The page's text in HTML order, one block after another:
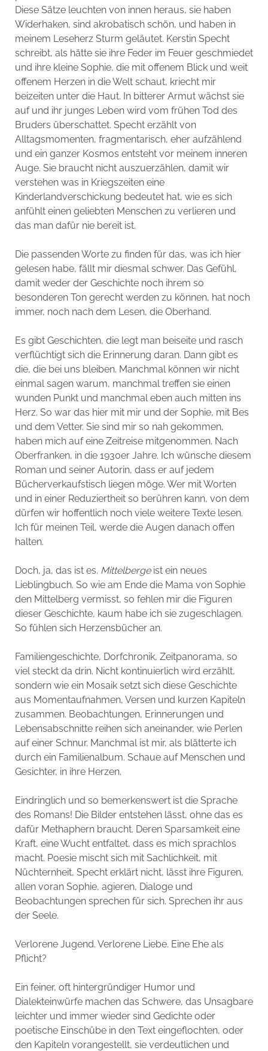
Diese Sätze leuchten von innen heraus, sie haben
Widerhaken, sind akrobatisch schön, und haben in
meinem Leseherz Sturm geläutet. Kerstin Specht
schreibt, als hätte sie ihre Feder im Feuer geschmiedet
und ihre kleine Sophie, die mit offenem Blick und weit
offenem Herzen in die Welt schaut, kriecht mir
beizeiten unter die Haut. In bitterer Armut wächst sie
auf und ihr junges Leben wird vom frühen Tod des
Bruders überschattet. Specht erzählt von
Alltagsmomenten, fragmentarisch, eher aufzählend
und ein ganzer Kosmos entsteht vor meinem inneren
Auge. Sie braucht nicht auszuerzählen, damit wir
verstehen was in Kriegszeiten eine
Kinderlandverschickung bedeutet hat, wie es sich
anfühlt einen geliebten Menschen zu verlieren und
das man dafür nie bereit ist.
Die passenden Worte zu finden für das, was ich hier
gelesen habe, fällt mir diesmal schwer. Das Gefühl,
damit weder der Geschichte noch ihrem so
besonderen Ton gerecht werden zu können, hat noch
immer, noch nach dem Lesen, die Oberhand.
Es gibt Geschichten, die legt man beiseite und rasch
verflüchtigt sich die Erinnerung daran. Dann gibt es
die, die bei uns bleiben. Manchmal können wir nicht
einmal sagen warum, manchmal treffen sie einen
wunden Punkt und manchmal eben auch mitten ins
Herz. So war das hier mit mir und der Sophie, mit Bes
und dem Vetter. Sie sind mir so nah gekommen,
haben mich auf eine Zeitreise mitgenommen. Nach
Oberfranken, in die 1930er Jahre. Ich wünsche diesem
Roman und seiner Autorin, dass er auf jedem
Bücherverkaufstisch liegen möge. Wer mit Worten
und in einer Reduziertheit so berühren kann, von dem
dürfen wir hoffentlich noch viele weitere Texte lesen.
Ich für meinen Teil, werde die Augen danach offen
halten.
Doch, ja, das ist es. Mittelbergeist ein neues
Lieblingbuch. So wie am Ende die Mama von Sophie
den Mittelberg vermisst, so fehlen mir die Figuren
dieser Geschichte, kaum habe ich sie zugeschlagen.
So fühlen sich Herzensbücher an.
Familiengeschichte, Dorfchronik, Zeitpanorama, so
viel steckt da drin. Nicht kontinuierlich wird erzählt,
sondern wie ein Mosaik setzt sich diese Geschichte
aus Momentaufnahmen, Versen und kurzen Kapiteln
zusammen. Beobachtungen, Erinnerungen und
Lebensabschnitte reihen sich aneinander, wie Perlen
auf einer Schnur. Manchmal ist mir, als blätterte ich
durch ein Familienalbum. Schaue auf Menschen und
Gesichter, in ihre Herzen.
Eindringlich und so bemerkenswert ist die Sprache
des Romans! Die Bilder entstehen lässt, ohne das es
dafür Methaphern braucht. Deren Sparsamkeit eine
Kraft, eine Wucht entfaltet, dass es mich sprachlos
macht. Poesie mischt sich mit Sachlichkeit, mit
Nüchternheit, Specht erklärt nicht, lässt ihre Figuren,
allen voran Sophie, agieren, Dialoge und
Beobachtungen sprechen für sich. Sprechen ihr aus
der Seele.
Verlorene Jugend. Verlorene Liebe. Eine Ehe als
Pflicht?
Ein feiner, oft hintergründiger Humor und
Dialekteinwürfe machen das Schwere, das Unsagbare
leichter und immer wieder sind Gedichte oder
poetische Einschübe in den Text eingeflochten, oder
den Kapiteln vorangestellt, sie verdeutlichen und